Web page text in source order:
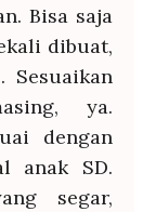
Bisa saja
dibuat,
Sesuaikan
ya.
dengan
anak SD.
segar,